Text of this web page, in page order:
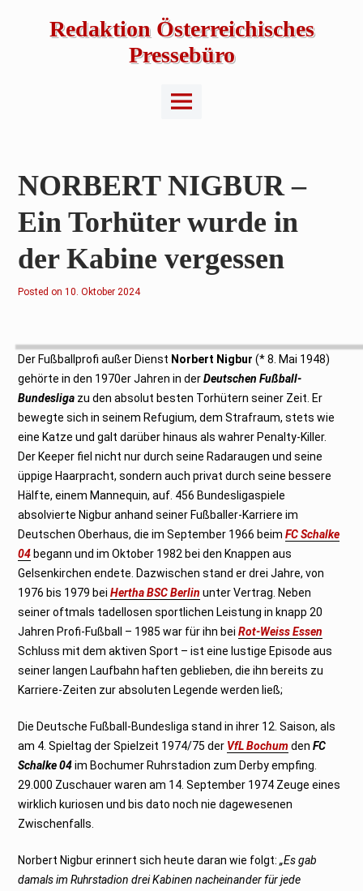
Redaktion Österreichisches
Pressebüro
Main
Menu
NORBERT NIGBUR –
Ein Torhüter wurde in
der Kabine vergessen
Posted on1
t
o
b
e
r
2
0
2
10. Oktober 2024
Der Fußballprofi außer Dienst Norbert Nigbur (* 8. Mai 1948)
gehörte in den 1970er Jahren in derDeutschen Fußball-
Bundesliga zu den absolut besten Torhütern seiner Zeit. Er
bewegte sich in seinem Refugium, dem Strafraum, stets wie
eine Katze und galt darüber hinaus als wahrer Penalty-Killer.
Der Keeper fiel nicht nur durch seine Radaraugen und seine
üppige Haarpracht, sondern auch privat durch seine bessere
Hälfte, einem Mannequin, auf. 456 Bundesligaspiele
absolvierte Nigbur anhand seiner Fußballer-Karriere im
Deutschen Oberhaus, die im September 1966 beimFC Schalke
04 begann und im Oktober 1982 bei den Knappen aus
Gelsenkirchen endete. Dazwischen stand er drei Jahre, von
1976 bis 1979 beiHertha BSC Berlin unter Vertrag. Neben
seiner oftmals tadellosen sportlichen Leistung in knapp 20
Jahren Profi-Fußball – 1985 war für ihn beiRot-Weiss Essen
Schluss mit dem aktiven Sport – ist eine lustige Episode aus
seiner langen Laufbahn haften geblieben, die ihn bereits zu
Karriere-Zeiten zur absoluten Legende werden ließ;
Die Deutsche Fußball-Bundesliga stand in ihrer 12. Saison, als
am 4. Spieltag der Spielzeit 1974/75 der VfL Bochum denFC
Schalke 04im Bochumer Ruhrstadion zum Derby empfing.
29.000 Zuschauer waren am 14. September 1974 Zeuge eines
wirklich kuriosen und bis dato noch nie dagewesenen
Zwischenfalls.
Norbert Nigbur erinnert sich heute daran wie folgt:„Es gab
damals im Ruhrstadion drei Kabinen nacheinander für jede